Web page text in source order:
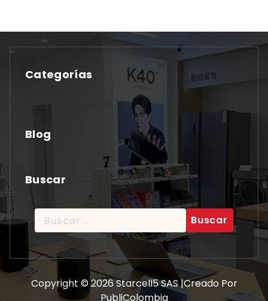
Categorías
No hay categorías
Blog
Buscar
Buscar:
Copyright © 2026 Starcell5 SAS |Creado Por
PubliColombia